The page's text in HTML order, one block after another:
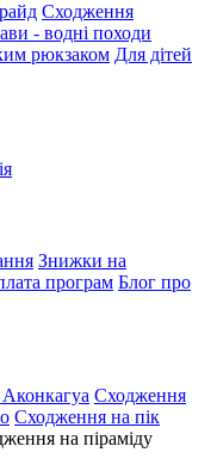
Сходження
- водні походи
рюкзаком Для дітей
Знижки на
програм Блог про
Сходження
Сходження на пік
на піраміду